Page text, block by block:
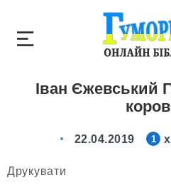
Іван Єжевський
22.04.2019 1
Друкувати